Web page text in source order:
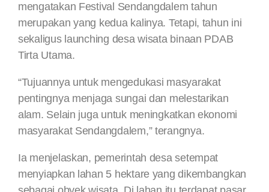
mengatakan Festival Sendangdalem tahun
merupakan yang kedua kalinya. Tetapi, tahun ini
sekaligus launching desa wisata binaan PDAB
Tirta Utama.
“Tujuannya untuk mengedukasi masyarakat
pentingnya menjaga sungai dan melestarikan
alam. Selain juga untuk meningkatkan ekonomi
masyarakat Sendangdalem,” terangnya.
Ia menjelaskan, pemerintah desa setempat
menyiapkan lahan 5 hektare yang dikembangkan